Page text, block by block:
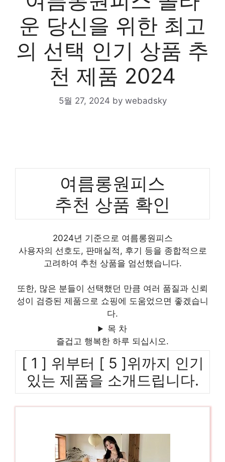
운 당신을 위한 최고
의 선택 인기 상품 추
천 제품 2024
5월 27, 2024 by webadsky
여름롱원피스
추천 상품 확인
2024년 기준으로 여름롱원피스
사용자의 선호도, 판매실적, 후기 등을 종합적으로
고려하여 추천 상품을 엄선했습니다.
또한, 많은 분들이 선택했던 만큼 여러 품질과 신뢰
성이 검증된 제품으로 쇼핑에 도움었으면 좋겠습니
다.
목 차
즐겁고 행복한 하루 되십시오.
[ 1 ] 위부터 [ 5 ]위까지 인기
있는 제품을 소개드립니다.